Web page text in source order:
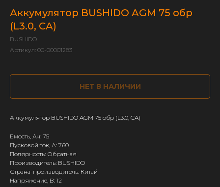
Аккумулятор BUSHIDO AGM 75 обр
(L3.0, CA)
BUSHIDO
Артикул: 00-00001283
НЕТ В НАЛИЧИИ
Аккумулятор BUSHIDO AGM 75 обр (L3.0, CA)
Емость, Ач: 75
Пусковой ток, А: 760
Полярность: Обратная
Производитель: BUSHIDO
Страна-производитель: Китай
Напряжение, В: 12